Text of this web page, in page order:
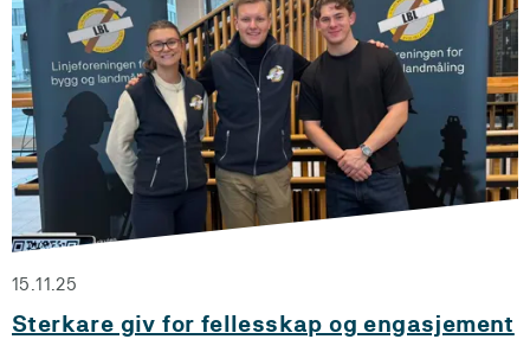
15.11.25
Sterkare giv for fellesskap og engasjement